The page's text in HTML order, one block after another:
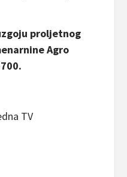
proljetnog
Agro
TV